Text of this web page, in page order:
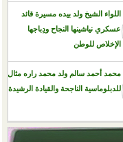
اللواء الشيخ ولد بيده مسيرة قائد
عسكري نياشينها النجاح ودِباجها
الإخلاص للوطن
محمد أحمد سالم ولد محمد راره مثال
للدبلوماسية الناجحة والقيادة الرشيدة